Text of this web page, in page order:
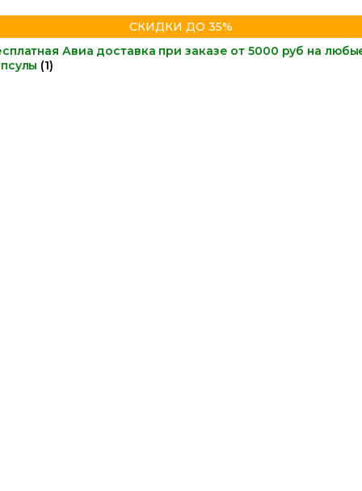
СКИДКИ ДО 35%
Авиа доставка при заказе от 5000 руб на
(1)